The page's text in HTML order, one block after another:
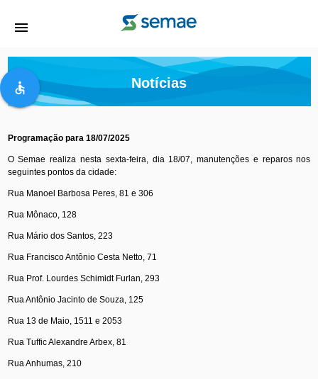
menu
accessible Notícias
Programação para 18/07/2025
O Semae realiza nesta sexta-feira, dia 18/07, manutenções e reparos nos
seguintes pontos da cidade:
Rua Manoel Barbosa Peres, 81 e 306
Rua Mônaco, 128
Rua Mário dos Santos, 223
Rua Francisco Antônio Cesta Netto, 71
Rua Prof. Lourdes Schimidt Furlan, 293
Rua Antônio Jacinto de Souza, 125
Rua 13 de Maio, 1511 e 2053
Rua Tuffic Alexandre Arbex, 81
Rua Anhumas, 210